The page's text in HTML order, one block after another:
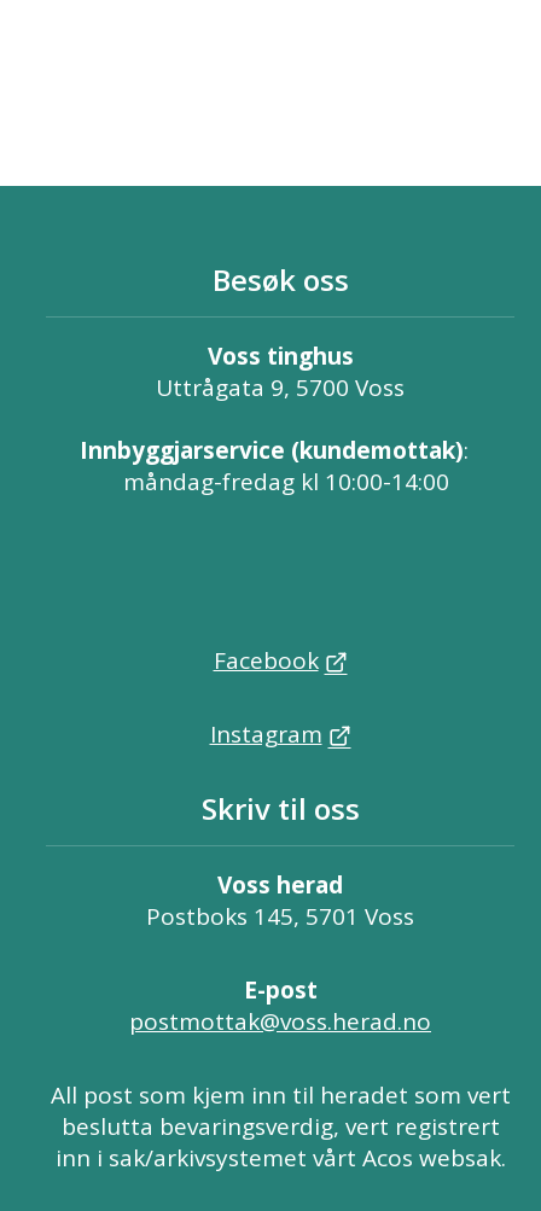
Besøk oss
Voss tinghus
Uttrågata 9, 5700 Voss
Innbyggjarservice (kundemottak):
måndag-fredag kl 10:00-14:00
Facebook
Instagram
Skriv til oss
Voss herad
Postboks 145, 5701 Voss
E-post
postmottak@voss.herad.no
All post som kjem inn til heradet som vert
beslutta bevaringsverdig, vert registrert
inn i sak/arkivsystemet vårt Acos websak.